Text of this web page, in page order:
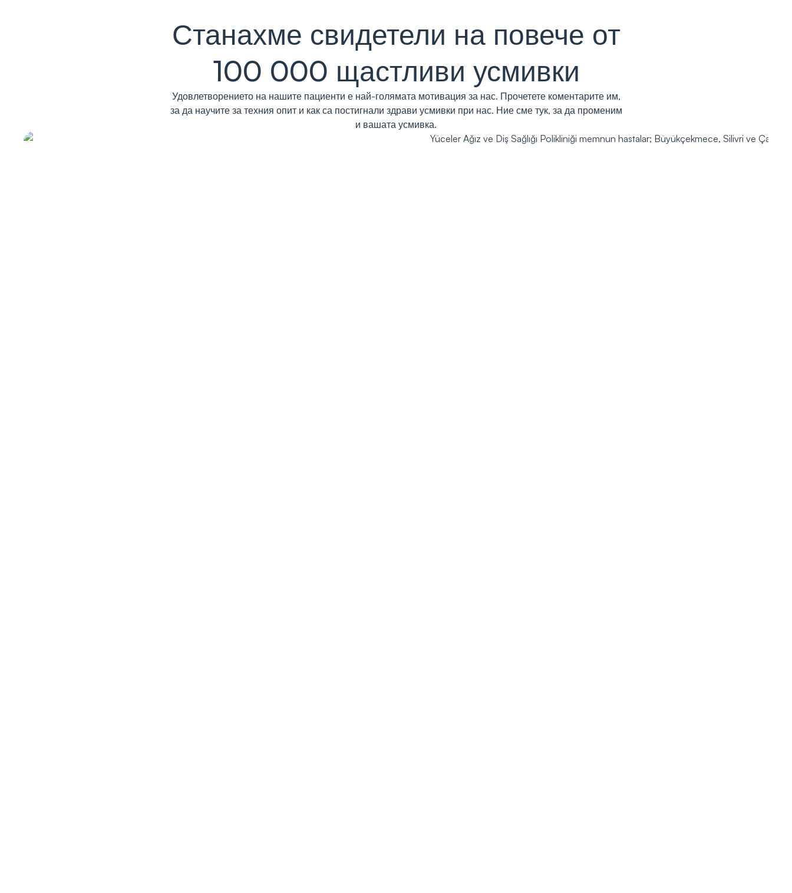
Станахме свидетели на повече от
100 000 щастливи усмивки
Удовлетворението на нашите пациенти е най-голямата мотивация за нас. Прочетете коментарите им,
за да научите за техния опит и как са постигнали здрави усмивки при нас. Ние сме тук, за да променим
и вашата усмивка.